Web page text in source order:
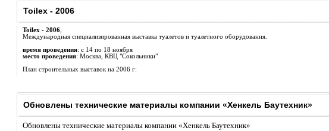
Toilex - 2006
Toilex - 2006,
Международная специализированная выставка туалетов и туалетного оборудования.
время проведения: с 14 по 18 ноября
место проведения: Москва, КВЦ "Сокольники"
План строительных выставок на 2006 г:
Обновлены технические материалы компании «Хенкель Баутехник»
Обновлены технические материалы компании «Хенкель Баутехник»